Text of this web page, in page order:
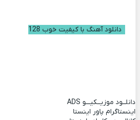
دانلود آهنگ با کیفیت خوب 128
دانلــود موزیــکیـــو ADS
اینستاگرام پاور اینستا